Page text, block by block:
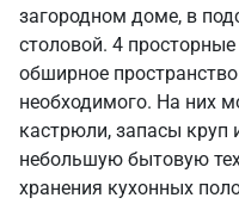
загородном доме, в
столовой. 4
обширное
необходимого. На них
кастрюли, запасы круп
небольшую бытовую
хранения кухонных